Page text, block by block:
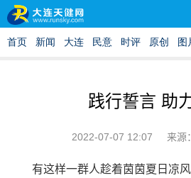
践行誓言 助
2022-07-07 12:07 来源
有这样一群人趁着茵茵夏日凉